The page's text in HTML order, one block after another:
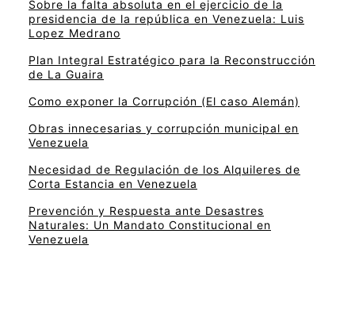
Sobre la falta absoluta en el ejercicio de la
presidencia de la república en Venezuela: Luis
Lopez Medrano
Plan Integral Estratégico para la Reconstrucción
de La Guaira
Como exponer la Corrupción (El caso Alemán)
Obras innecesarias y corrupción municipal en
Venezuela
Necesidad de Regulación de los Alquileres de
Corta Estancia en Venezuela
Prevención y Respuesta ante Desastres
Naturales: Un Mandato Constitucional en
Venezuela